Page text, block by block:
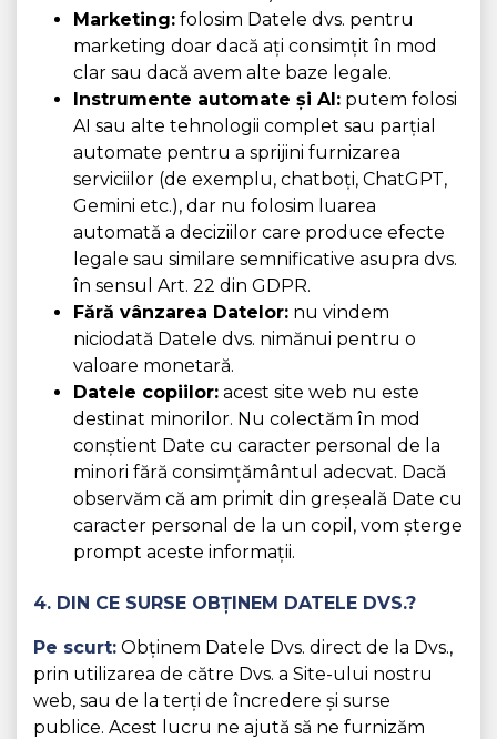
Marketing: folosim Datele dvs. pentru
marketing doar dacă ați consimțit în mod
clar sau dacă avem alte baze legale.
Instrumente automate și AI: putem folosi
AI sau alte tehnologii complet sau parțial
automate pentru a sprijini furnizarea
serviciilor (de exemplu, chatboți, ChatGPT,
Gemini etc.), dar nu folosim luarea
automată a deciziilor care produce efecte
legale sau similare semnificative asupra dvs.
în sensul Art. 22 din GDPR.
Fără vânzarea Datelor: nu vindem
niciodată Datele dvs. nimănui pentru o
valoare monetară.
Datele copiilor: acest site web nu este
destinat minorilor. Nu colectăm în mod
conștient Date cu caracter personal de la
minori fără consimțământul adecvat. Dacă
observăm că am primit din greșeală Date cu
caracter personal de la un copil, vom șterge
prompt aceste informații.
4. DIN CE SURSE OBȚINEM DATELE DVS.?
Pe scurt: Obținem Datele Dvs. direct de la Dvs.,
prin utilizarea de către Dvs. a Site-ului nostru
web, sau de la terți de încredere și surse
publice. Acest lucru ne ajută să ne furnizăm